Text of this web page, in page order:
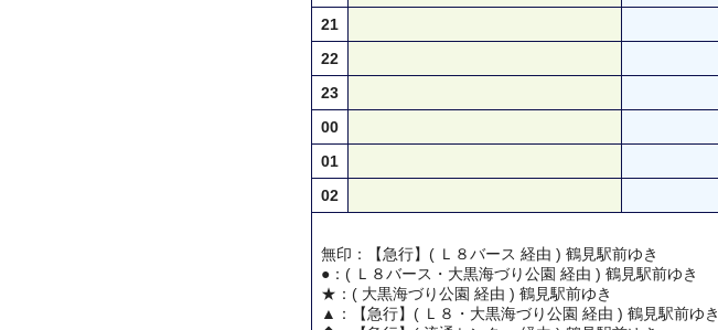
21
22
23
00
01
02
無印：【急行】( Ｌ８バース 経由 ) 鶴見駅前ゆき
●：( Ｌ８バース・大黒海づり公園 経由 ) 鶴見駅前ゆき
★：( 大黒海づり公園 経由 ) 鶴見駅前ゆき
▲：【急行】( Ｌ８・大黒海づり公園 経由 ) 鶴見駅前ゆき